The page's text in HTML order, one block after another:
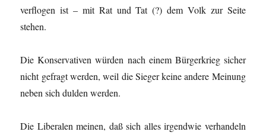
verflogen ist – mit Rat und Tat (?) dem Volk zur Seite
stehen.
Die Konservativen würden nach einem Bürgerkrieg sicher
nicht gefragt werden, weil die Sieger keine andere Meinung
neben sich dulden werden.
Die Liberalen meinen, daß sich alles irgendwie verhandeln